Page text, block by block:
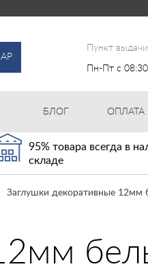
Пункт
Пн-Пт с
БЛОГ ОПЛАТА
95% товара всегда в
складе
Заглушки декоративные 12мм